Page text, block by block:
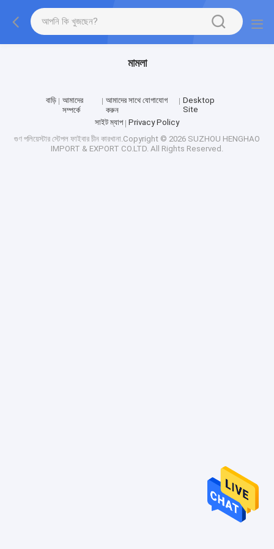
মামলা
বাড়ি
আমাদের
সম্পর্কে
আমাদের সাথে যোগাযোগ
করুন
Desktop
Site
সাইট ম্যাপ
Privacy Policy
গুণ পলিয়েস্টার স্টেপল ফাইবার চীন কারখানা.Copyright © 2026 SUZHOU HENGHAO
IMPORT & EXPORT CO.LTD. All Rights Reserved.